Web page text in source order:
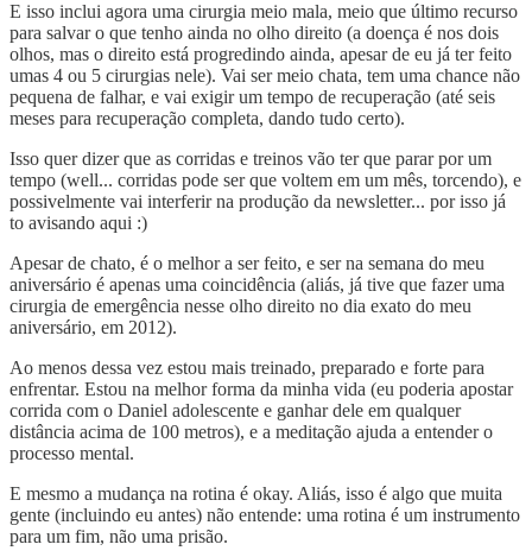
E isso inclui agora uma cirurgia meio mala, meio que último recurso
para salvar o que tenho ainda no olho direito (a doença é nos dois
olhos, mas o direito está progredindo ainda, apesar de eu já ter feito
umas 4 ou 5 cirurgias nele). Vai ser meio chata, tem uma chance não
pequena de falhar, e vai exigir um tempo de recuperação (até seis
meses para recuperação completa, dando tudo certo).
Isso quer dizer que as corridas e treinos vão ter que parar por um
tempo (well... corridas pode ser que voltem em um mês, torcendo), e
possivelmente vai interferir na produção da newsletter... por isso já
to avisando aqui :)
Apesar de chato, é o melhor a ser feito, e ser na semana do meu
aniversário é apenas uma coincidência (aliás, já tive que fazer uma
cirurgia de emergência nesse olho direito no dia exato do meu
aniversário, em 2012).
Ao menos dessa vez estou mais treinado, preparado e forte para
enfrentar. Estou na melhor forma da minha vida (eu poderia apostar
corrida com o Daniel adolescente e ganhar dele em qualquer
distância acima de 100 metros), e a meditação ajuda a entender o
processo mental.
E mesmo a mudança na rotina é okay. Aliás, isso é algo que muita
gente (incluindo eu antes) não entende: uma rotina é um instrumento
para um fim, não uma prisão.